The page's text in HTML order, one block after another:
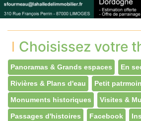
Choisissez votre
Panoramas & Grands espaces En
Rivières & Plans d'eau Petit
Monuments historiques Visites &
Passages d'histoires Facebook